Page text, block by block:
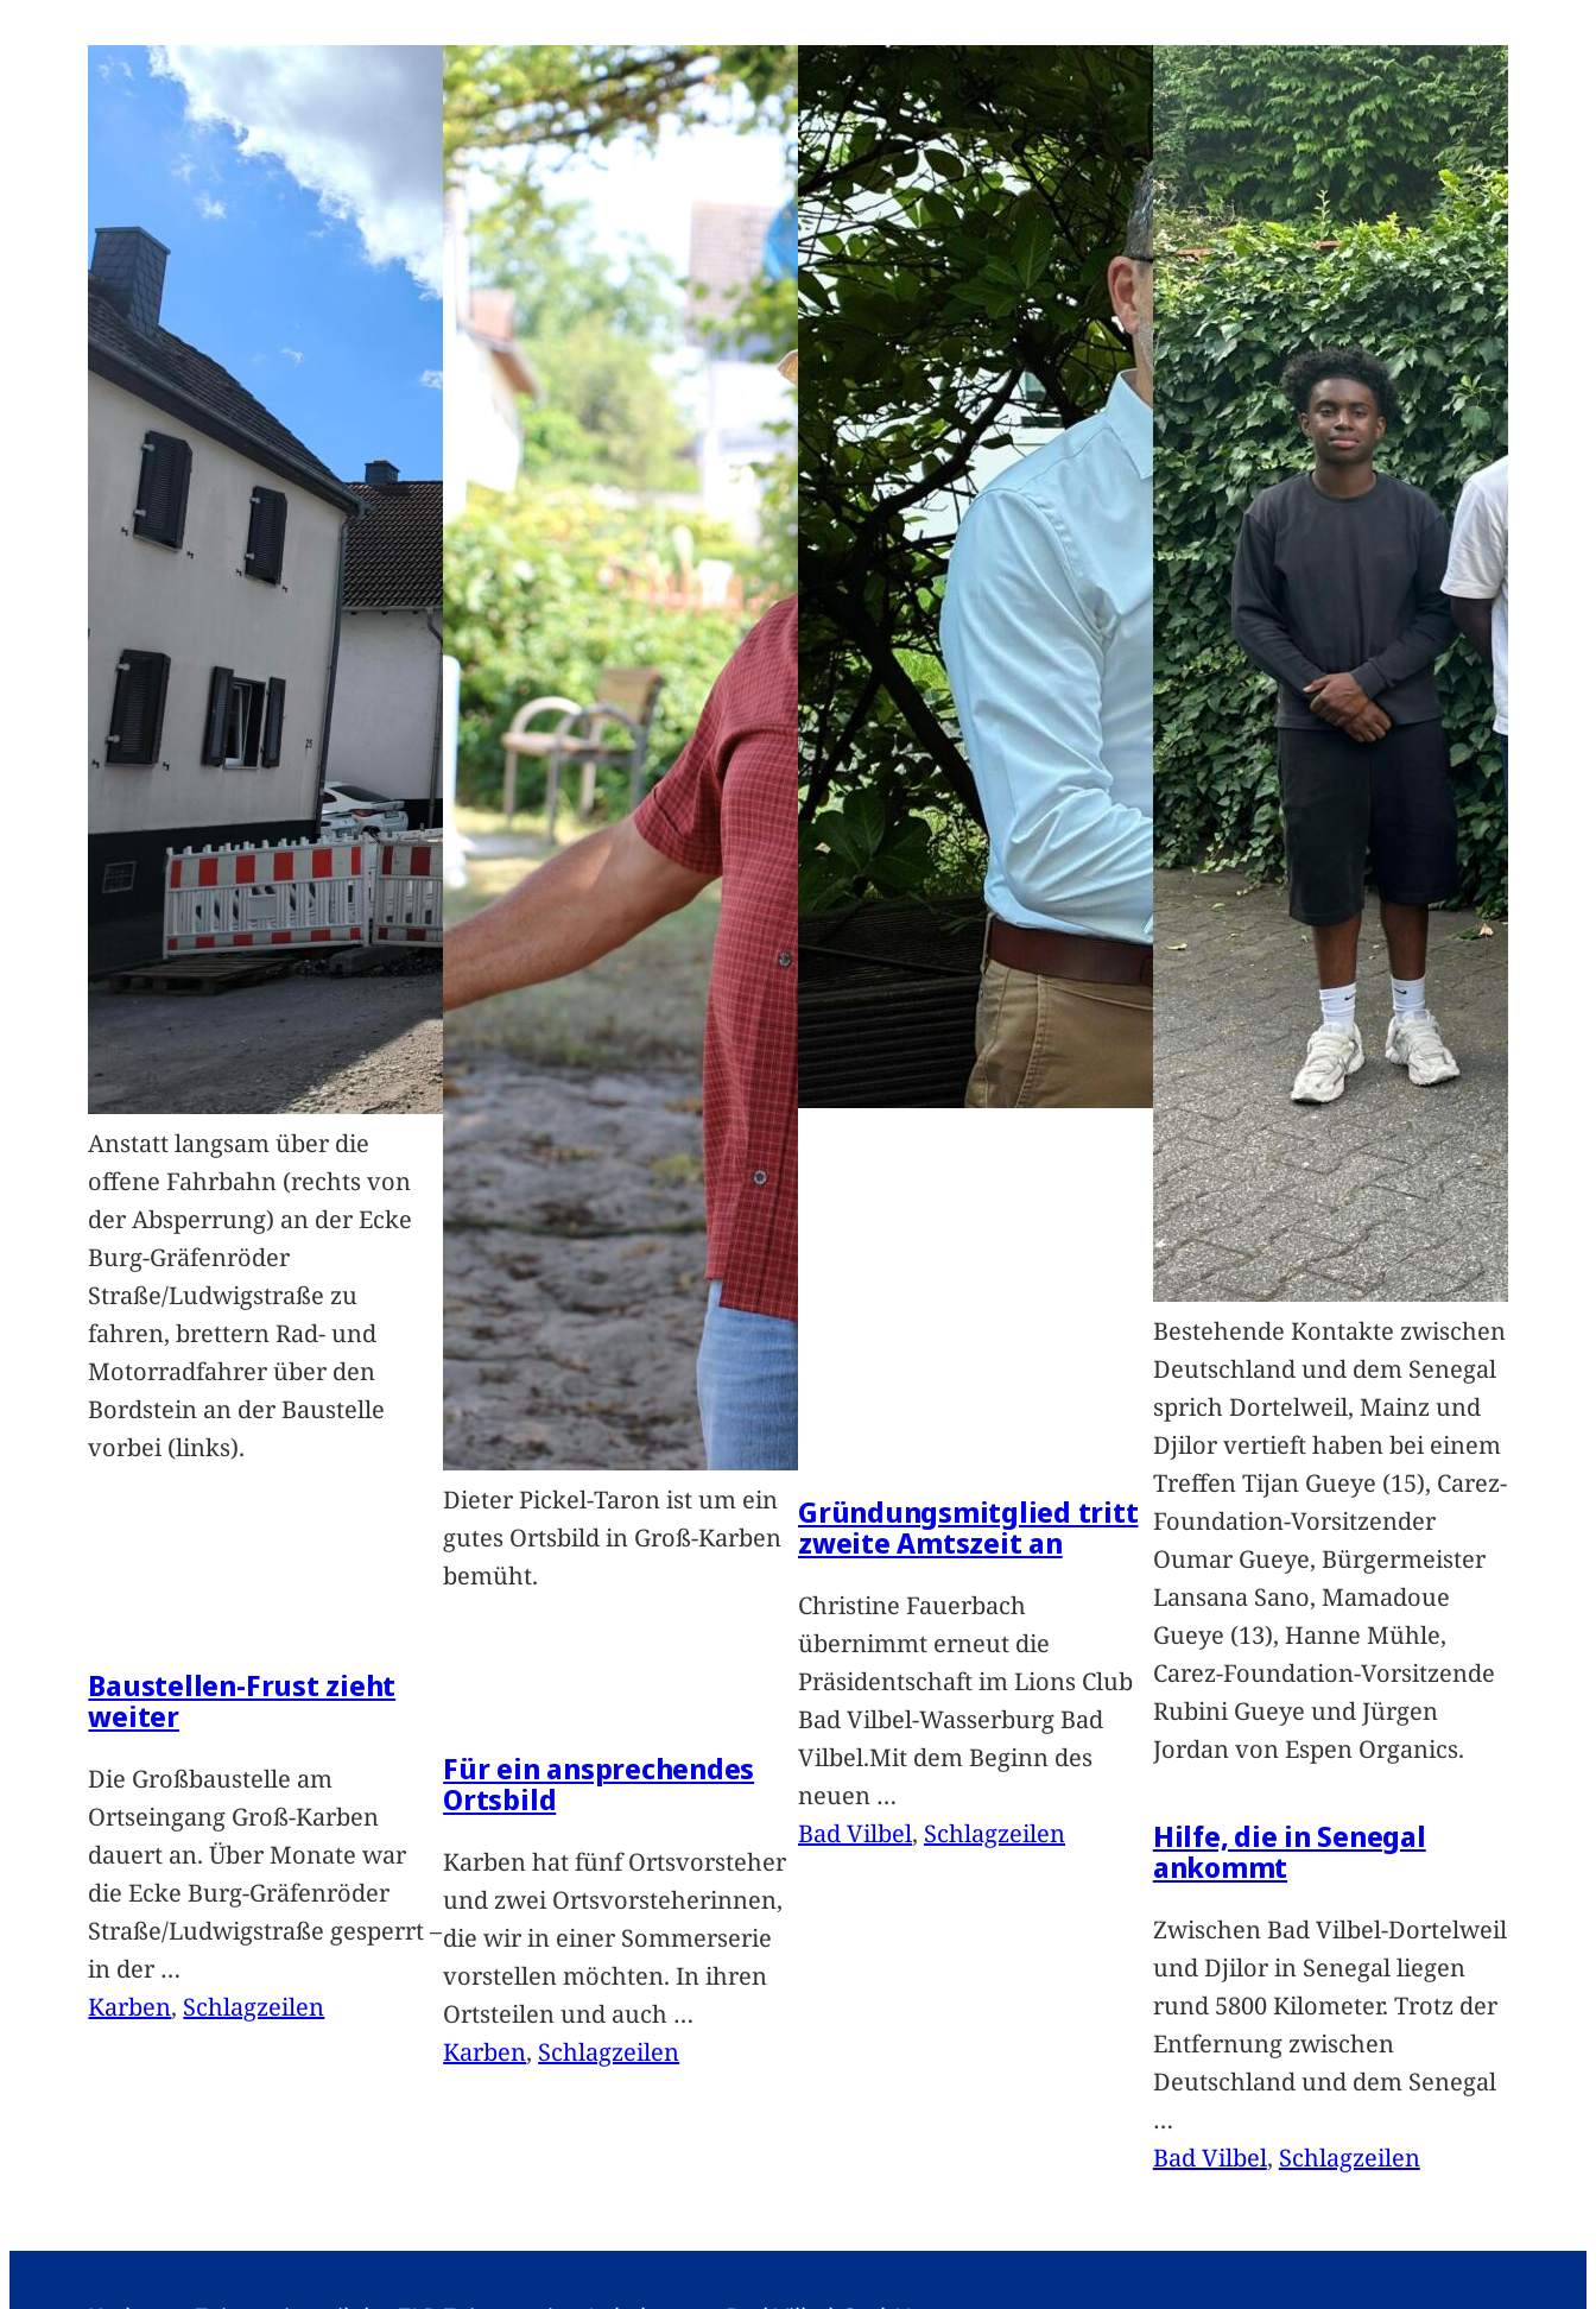
Anstatt langsam über die
offene Fahrbahn (rechts von
der Absperrung) an der Ecke
Burg-Gräfenröder
Straße/Ludwigstraße zu
fahren, brettern Rad- und
Motorradfahrer über den
Bordstein an der Baustelle
vorbei (links).
Baustellen-Frust zieht
weiter
Die Großbaustelle am
Ortseingang Groß-Karben
dauert an. Über Monate war
die Ecke Burg-Gräfenröder
Straße/Ludwigstraße gesperrt –
in der …
Karben, Schlagzeilen
Dieter Pickel-Taron ist um ein
gutes Ortsbild in Groß-Karben
bemüht.
Für ein ansprechendes
Ortsbild
Karben hat fünf Ortsvorsteher
und zwei Ortsvorsteherinnen,
die wir in einer Sommerserie
vorstellen möchten. In ihren
Ortsteilen und auch …
Karben, Schlagzeilen
Gründungsmitglied tritt
zweite Amtszeit an
Christine Fauerbach
übernimmt erneut die
Präsidentschaft im Lions Club
Bad Vilbel-Wasserburg Bad
Vilbel.Mit dem Beginn des
neuen …
Bad Vilbel, Schlagzeilen
Bestehende Kontakte zwischen
Deutschland und dem Senegal
sprich Dortelweil, Mainz und
Djilor vertieft haben bei einem
Treffen Tijan Gueye (15), Carez-
Foundation-Vorsitzender
Oumar Gueye, Bürgermeister
Lansana Sano, Mamadoue
Gueye (13), Hanne Mühle,
Carez-Foundation-Vorsitzende
Rubini Gueye und Jürgen
Jordan von Espen Organics.
Hilfe, die in Senegal
ankommt
Zwischen Bad Vilbel-Dortelweil
und Djilor in Senegal liegen
rund 5800 Kilometer. Trotz der
Entfernung zwischen
Deutschland und dem Senegal
…
Bad Vilbel, Schlagzeilen